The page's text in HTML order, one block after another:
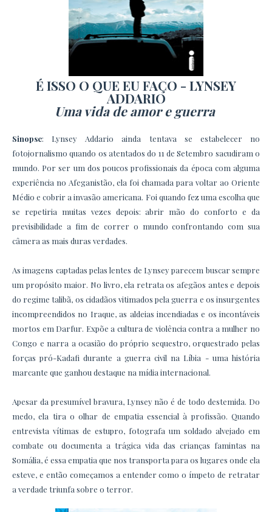
É ISSO O QUE EU FAÇO - LYNSEY
ADDARIO
Uma vida de amor e guerra
Sinopse: Lynsey Addario ainda tentava se estabelecer no
fotojornalismo quando os atentados do 11 de Setembro sacudiram o
mundo. Por ser um dos poucos profissionais da época com alguma
experiência no Afeganistão, ela foi chamada para voltar ao Oriente
Médio e cobrir a invasão americana. Foi quando fez uma escolha que
se repetiria muitas vezes depois: abrir mão do conforto e da
previsibilidade a fim de correr o mundo confrontando com sua
câmera as mais duras verdades.
As imagens captadas pelas lentes de Lynsey parecem buscar sempre
um propósito maior. No livro, ela retrata os afegãos antes e depois
do regime talibã, os cidadãos vitimados pela guerra e os insurgentes
incompreendidos no Iraque, as aldeias incendiadas e os incontáveis
mortos em Darfur. Expõe a cultura de violência contra a mulher no
Congo e narra a ocasião do próprio sequestro, orquestrado pelas
forças pró-Kadafi durante a guerra civil na Líbia - uma história
marcante que ganhou destaque na mídia internacional.
Apesar da presumível bravura, Lynsey não é de todo destemida. Do
medo, ela tira o olhar de empatia essencial à profissão. Quando
entrevista vítimas de estupro, fotografa um soldado alvejado em
combate ou documenta a trágica vida das crianças famintas na
Somália, é essa empatia que nos transporta para os lugares onde ela
esteve, e então começamos a entender como o ímpeto de retratar
a verdade triunfa sobre o terror.